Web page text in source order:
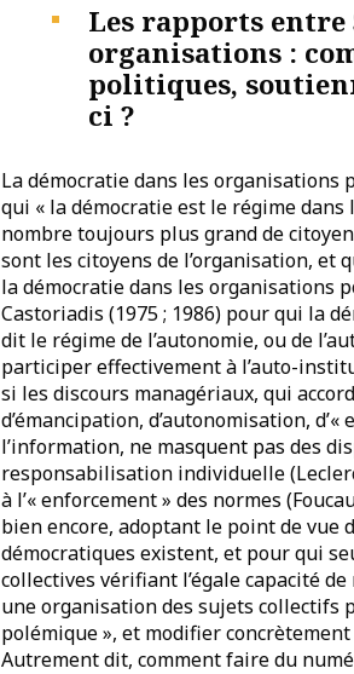
Les rapports entre
organisations :
politiques,
ci ?
La démocratie dans les organisations
qui « la démocratie est le régime
nombre toujours plus grand de
sont les citoyens de l’organisation, et
la démocratie dans les organisations
Castoriadis (1975 ; 1986) pour qui la
dit le régime de l’autonomie, ou de
participer effectivement à l’auto-
si les discours managériaux, qui
d’émancipation, d’autonomisation,
l’information, ne masquent pas des
responsabilisation individuelle
à l’« enforcement » des normes
bien encore, adoptant le point de vue
démocratiques existent, et pour qui
collectives vérifiant l’égale capacité
une organisation des sujets collectifs
polémique », et modifier
Autrement dit, comment faire du